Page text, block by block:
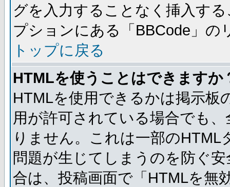
グを入力することなく挿入す
プションにある「BBCode」
トップに戻る
HTMLを使うことはできますか
HTMLを使用できるかは掲示板
用が許可されている場合でも
りません。これは一部の
問題が生じてしまうのを防ぐ
合は、投稿画面で「HTMLを無